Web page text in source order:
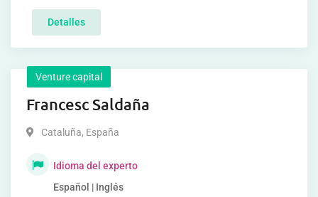
Detalles
Venture capital
Francesc Saldaña
Cataluña, España
Idioma del experto
Español | Inglés